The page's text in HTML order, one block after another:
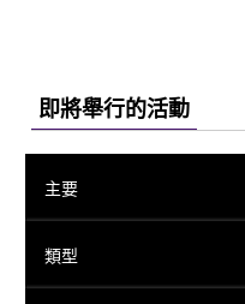
即將舉行的活動
主要
類型